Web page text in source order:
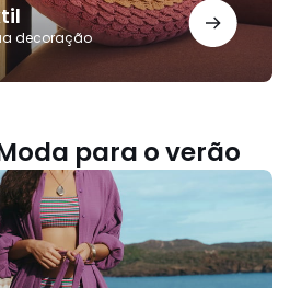
decoração
para o verão